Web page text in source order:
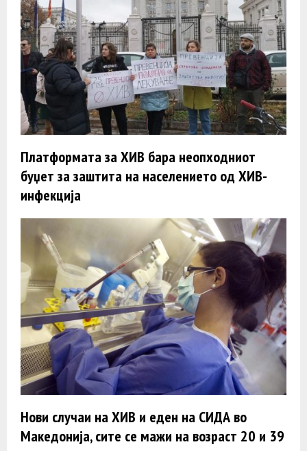
Платформата за ХИВ бара неопходниот
буџет за заштита на населението од ХИВ-
инфекција
Нови случаи на ХИВ и еден на СИДА во
Македонија, сите се мажи на возраст 20 и 39